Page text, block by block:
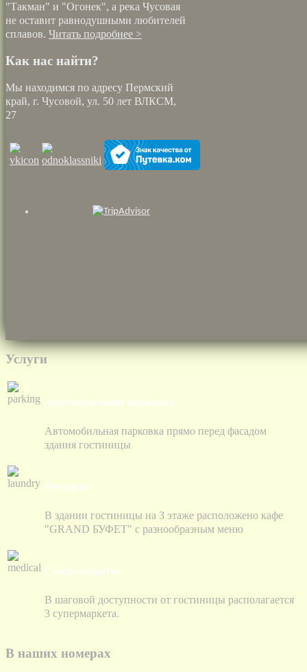
"Такман" и "Огонек", а река Чусовая
не оставит равнодушными любителей
сплавов. Читать подробнее >
Как нас найти?
Мы находимся по адресу Пермский
край, г. Чусовой, ул. 50 лет ВЛКСМ,
27
Услуги
Автомобильная парковка
Автомобильная парковка прямо перед фасадом
здания гостиницы
Ресторан
В здании гостиницы на 3 этаже расположено кафе
"GRAND БУФЕТ" с разнообразным меню
Супермаркеты
В шаговой доступности от гостиницы располагается
3 супермаркета.
В наших номерах